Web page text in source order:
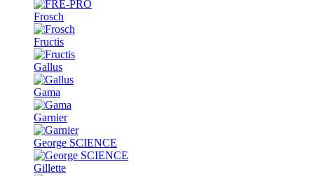
Frosch
Fructis
Gallus
Gama
Garnier
George SCIENCE
Gillette